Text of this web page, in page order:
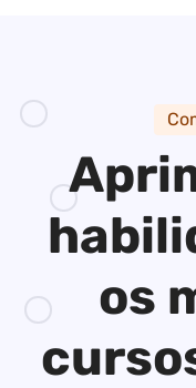
os